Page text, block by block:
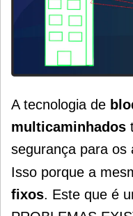
A tecnologia de
multicaminhados
segurança para os
Isso porque a
fixos. Este que é